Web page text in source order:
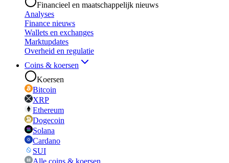
Financieel en maatschappelijk nieuws
Analyses
Finance nieuws
Wallets en exchanges
Marktupdates
Overheid en regulatie
Coins & koersen
Koersen
Bitcoin
XRP
Ethereum
Dogecoin
Solana
Cardano
SUI
Alle coins & koersen